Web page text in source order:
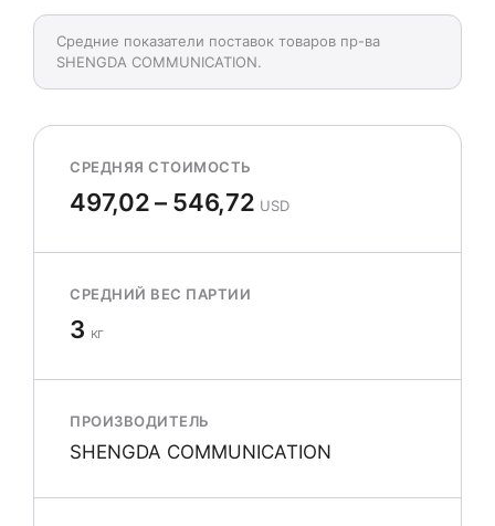
Средние показатели поставок товаров пр-ва
SHENGDA COMMUNICATION.
СРЕДНЯЯ СТОИМОСТЬ
497,02 – 546,72 USD
СРЕДНИЙ ВЕС ПАРТИИ
3 кг
ПРОИЗВОДИТЕЛЬ
SHENGDA COMMUNICATION